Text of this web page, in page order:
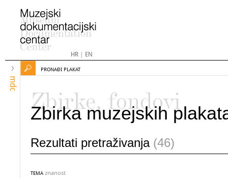
HR| EN
mdc
PRONAĐI PLAKAT
Zbirke, fondovi
Zbirka muzejskih
Rezultati pretraživanja (46)
TEMA znanost